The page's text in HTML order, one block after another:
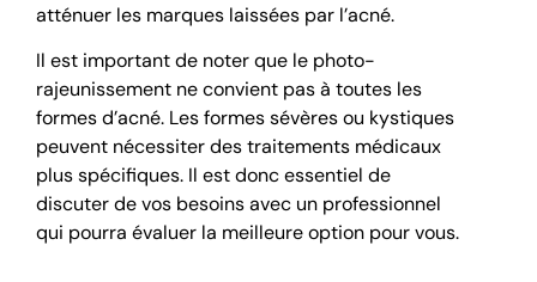
atténuer les marques laissées par l’acné.
Il est important de noter que le photo-
rajeunissement ne convient pas à toutes les
formes d’acné. Les formes sévères ou kystiques
peuvent nécessiter des traitements médicaux
plus spécifiques. Il est donc essentiel de
discuter de vos besoins avec un professionnel
qui pourra évaluer la meilleure option pour vous.